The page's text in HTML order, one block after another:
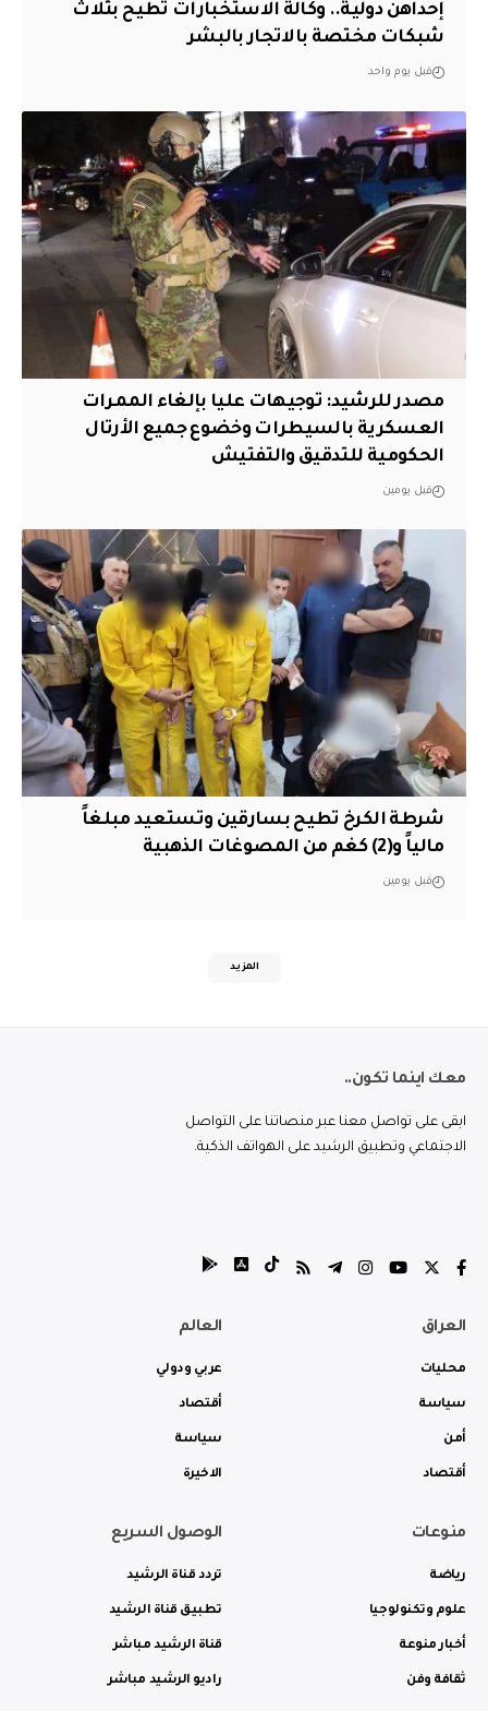
إحداهن دولية.. وكالة الاستخبارات تطيح بثلاث
شبكات مختصة بالاتجار بالبشر
قبل يوم واحد
مصدر للرشيد: توجيهات عليا بإلغاء الممرات
العسكرية بالسيطرات وخضوع جميع الأرتال
الحكومية للتدقيق والتفتيش
قبل يومين
شرطة الكرخ تطيح بسارقين وتستعيد مبلغاً
مالياً و(2) كغم من المصوغات الذهبية
قبل يومين
المزيد
معك اينما تكون..
ابقى على تواصل معنا عبر منصاتنا على التواصل
الاجتماعي وتطبيق الرشيد على الهواتف الذكية.
العراق
محليات
سياسة
أمن
أقتصاد
العالم
عربي ودولي
أقتصاد
سياسة
الاخيرة
منوعات
رياضة
علوم وتكنولوجيا
أخبار منوعة
ثقافة وفن
الوصول السريع
تردد قناة الرشيد
تطبيق قناة الرشيد
قناة الرشيد مباشر
راديو الرشيد مباشر